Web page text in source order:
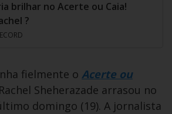
brilhar no Acerte ou Caia!
?
fielmente o Acerte ou
Sheherazade arrasou no
domingo (19). A jornalista